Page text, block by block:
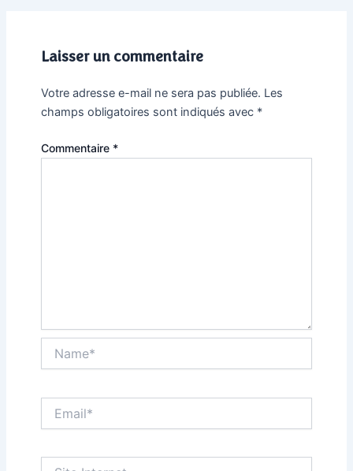
Laisser un commentaire
Votre adresse e-mail ne sera pas publiée. Les
champs obligatoires sont indiqués avec *
Commentaire *